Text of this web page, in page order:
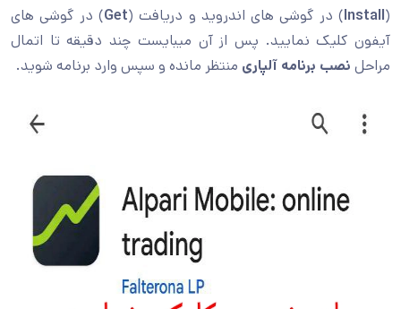
(
Install) در گوشی های اندروید و دریافت (Get) در گوشی های
آیفون کلیک نمایید. پس از آن میبایست چند دقیقه تا اتمال
مراحل نصب برنامه آلپاری منتظر مانده و سپس وارد برنامه شوید.